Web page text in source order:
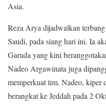
Asia.
Reza Arya dijadwalkan
Saudi, pada siang hari ini. Ia
Garuda yang kini
Nadeo Argawinata juga
memperkuat tim. Nadeo, kiper
berangkat ke Jeddah pada 2